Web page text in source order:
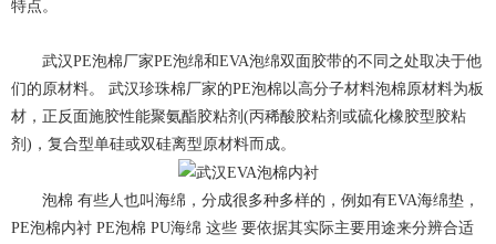
特点。
武汉PE泡棉厂家PE泡绵和EVA泡绵双面胶带的不同之处取决于他
们的原材料。 武汉珍珠棉厂家的PE泡棉以高分子材料泡棉原材料为板
材，正反面施胶性能聚氨酯胶粘剂(丙稀酸胶粘剂或硫化橡胶型胶粘
剂)，复合型单硅或双硅离型原材料而成。
泡棉 有些人也叫海绵，分成很多种多样的，例如有EVA海绵垫，
PE泡棉内衬 PE泡棉 PU海绵 这些 要依据其实际主要用途来分辨合适